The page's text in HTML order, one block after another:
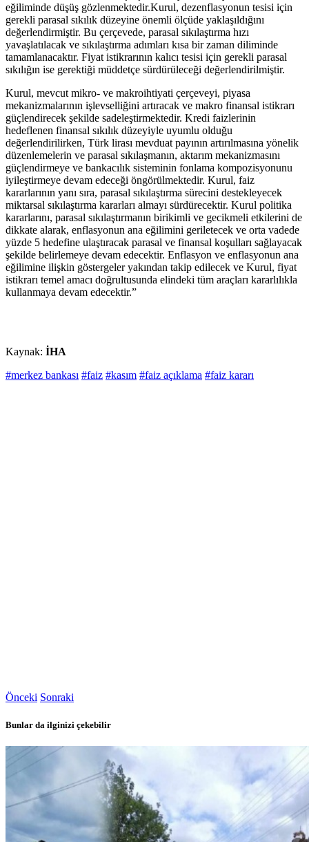
eğiliminde düşüş gözlenmektedir.Kurul, dezenflasyonun tesisi için
gerekli parasal sıkılık düzeyine önemli ölçüde yaklaşıldığını
değerlendirmiştir. Bu çerçevede, parasal sıkılaştırma hızı
yavaşlatılacak ve sıkılaştırma adımları kısa bir zaman diliminde
tamamlanacaktır. Fiyat istikrarının kalıcı tesisi için gerekli parasal
sıkılığın ise gerektiği müddetçe sürdürüleceği değerlendirilmiştir.
Kurul, mevcut mikro- ve makroihtiyati çerçeveyi, piyasa
mekanizmalarının işlevselliğini artıracak ve makro finansal istikrarı
güçlendirecek şekilde sadeleştirmektedir. Kredi faizlerinin
hedeflenen finansal sıkılık düzeyiyle uyumlu olduğu
değerlendirilirken, Türk lirası mevduat payının artırılmasına yönelik
düzenlemelerin ve parasal sıkılaşmanın, aktarım mekanizmasını
güçlendirmeye ve bankacılık sisteminin fonlama kompozisyonunu
iyileştirmeye devam edeceği öngörülmektedir. Kurul, faiz
kararlarının yanı sıra, parasal sıkılaştırma sürecini destekleyecek
miktarsal sıkılaştırma kararları almayı sürdürecektir. Kurul politika
kararlarını, parasal sıkılaştırmanın birikimli ve gecikmeli etkilerini de
dikkate alarak, enflasyonun ana eğilimini geriletecek ve orta vadede
yüzde 5 hedefine ulaştıracak parasal ve finansal koşulları sağlayacak
şekilde belirlemeye devam edecektir. Enflasyon ve enflasyonun ana
eğilimine ilişkin göstergeler yakından takip edilecek ve Kurul, fiyat
istikrarı temel amacı doğrultusunda elindeki tüm araçları kararlılıkla
kullanmaya devam edecektir.”
Kaynak: İHA
#merkez bankası #faiz #kasım #faiz açıklama #faiz kararı
Önceki Sonraki
Bunlar da ilginizi çekebilir